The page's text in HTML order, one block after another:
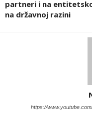
partneri i na
na državnoj razini
https://